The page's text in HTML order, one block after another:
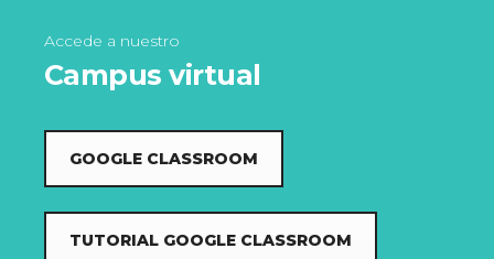
Accede a nuestro
Campus virtual
GOOGLE CLASSROOM
TUTORIAL GOOGLE CLASSROOM